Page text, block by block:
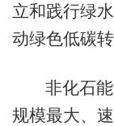
立和践行绿
动绿色低碳
非化石
规模最大、